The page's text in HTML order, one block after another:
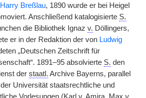
Harry Breßlau, 1890 wurde er bei Heigel
Anschließend katalogisierte S.
die Bibliothek Ignaz v. Döllingers,
er in der Redaktion der von Ludwig
„Deutschen Zeitschrift für
1891–95 absolvierte S. den
der staatl. Archive Bayerns, parallel
Universität staatsrechtliche und